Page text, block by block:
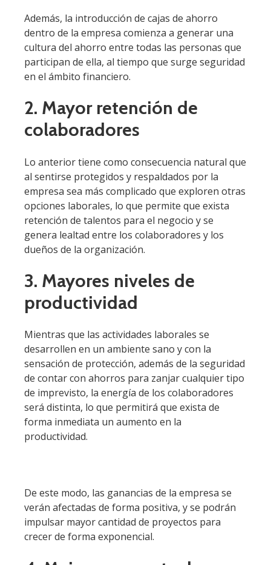
Además, la introducción de cajas de ahorro
dentro de la empresa comienza a generar una
cultura del ahorro entre todas las personas que
participan de ella, al tiempo que surge seguridad
en el ámbito financiero.
2. Mayor retención de
colaboradores
Lo anterior tiene como consecuencia natural que
al sentirse protegidos y respaldados por la
empresa sea más complicado que exploren otras
opciones laborales, lo que permite que exista
retención de talentos para el negocio y se
genera lealtad entre los colaboradores y los
dueños de la organización.
3. Mayores niveles de
productividad
Mientras que las actividades laborales se
desarrollen en un ambiente sano y con la
sensación de protección, además de la seguridad
de contar con ahorros para zanjar cualquier tipo
de imprevisto, la energía de los colaboradores
será distinta, lo que permitirá que exista de
forma inmediata un aumento en la
productividad.
De este modo, las ganancias de la empresa se
verán afectadas de forma positiva, y se podrán
impulsar mayor cantidad de proyectos para
crecer de forma exponencial.